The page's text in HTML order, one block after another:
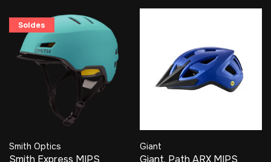
Soldes
Smith Optics
Smith Express MIPS
Giant
Giant, Path ARX MIPS